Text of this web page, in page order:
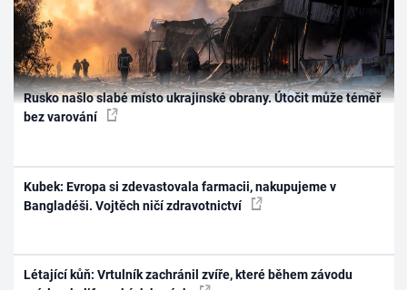
Rusko našlo slabé místo ukrajinské obrany. Útočit může téměř
bez varování
Kubek: Evropa si zdevastovala farmacii, nakupujeme v
Bangladéši. Vojtěch ničí zdravotnictví
Létající kůň: Vrtulník zachránil zvíře, které během závodu